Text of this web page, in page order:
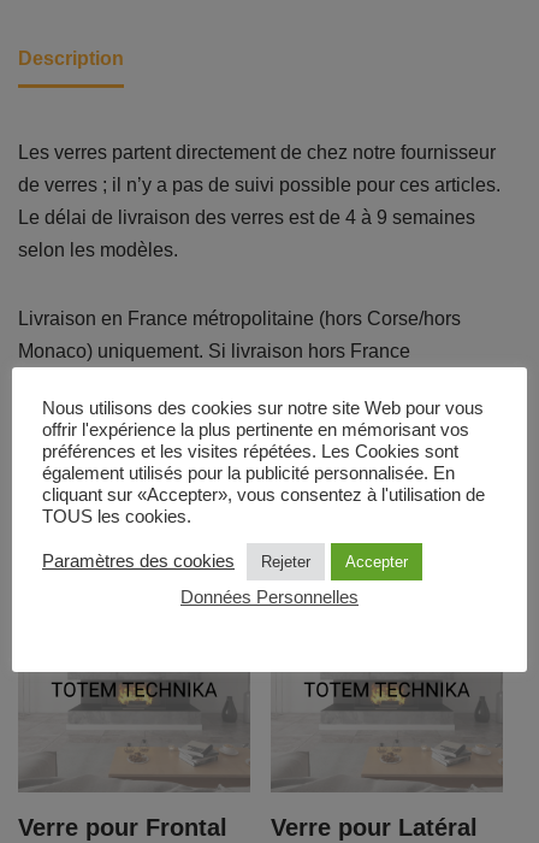
Description
Les verres partent directement de chez notre fournisseur
de verres ; il n’y a pas de suivi possible pour ces articles.
Le délai de livraison des verres est de 4 à 9 semaines
selon les modèles.
Livraison en France métropolitaine (hors Corse/hors
Monaco) uniquement. Si livraison hors France
sur le site www.totemfire.com
Produits similaires
Verre pour Frontal
Verre pour Latéral
Nous utilisons des cookies sur notre site Web pour vous
offrir l'expérience la plus pertinente en mémorisant vos
préférences et les visites répétées. Les Cookies sont
également utilisés pour la publicité personnalisée. En
cliquant sur «Accepter», vous consentez à l'utilisation de
TOUS les cookies.
Paramètres des cookies Rejeter Accepter
Données Personnelles